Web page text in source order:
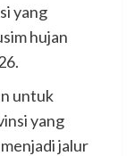
yang
hujan
untuk
yang
jalur